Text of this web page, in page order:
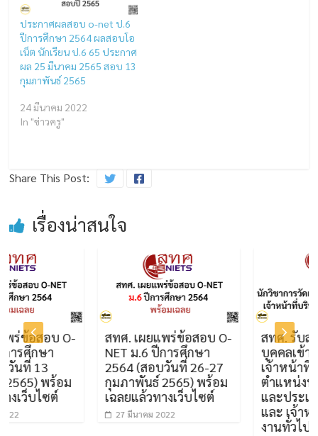
ประกาศผลสอบ o-net ป.6
ปีการศึกษา 2564 ผลสอบโอ
เน็ต นักเรียน ป.6 65 ประกาศ
ผล 25 มีนาคม 2565 สอบ 13
กุมภาพันธ์ 2565
24 มีนาคม 2022
In "ข่าวครู"
Share This Post:
เรื่องน่าสนใจ
สอบ O-
กษา
13
พร้อม
ไซต์
สทศ. เผยแพร่ข้อสอบ O-
NET ม.6 ปีการศึกษา
2564 (สอบวันที่ 26-27
กุมภาพันธ์ 2565) พร้อม
เฉลยแล้วทางเว็บไซต์
27 มีนาคม 2022
สทศ. รับสมัครคั
บุคคลเข้าปฏิบั
เจ้าหน้าที่ของส
ตำแหน่งนักวิชา
และประเมินผล
และ เจ้าหน้าที่
งานทั่วไป 1 อัต